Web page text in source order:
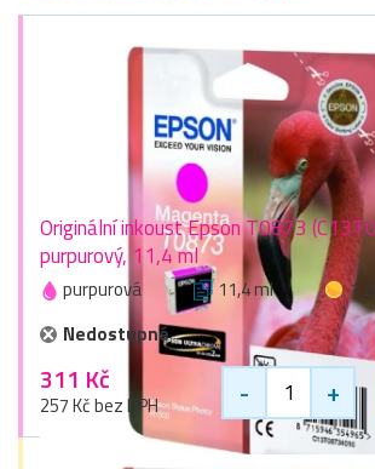
Originální inkoust Epson T0873
purpurový, 11,4 ml
purpurová 11,4 ml
1
Nedostupné
311 Kč
257 Kč bez DPH - +